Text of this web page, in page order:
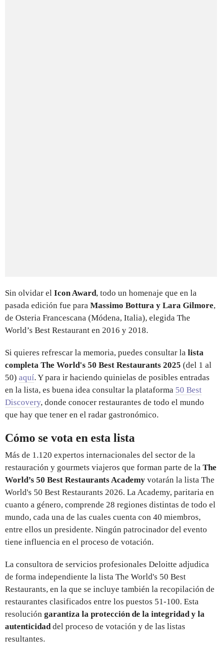
Sin olvidar el Icon Award, todo un homenaje que en la
pasada edición fue para Massimo Bottura y Lara Gilmore,
de Osteria Francescana (Módena, Italia), elegida The
World’s Best Restaurant en 2016 y 2018.
Si quieres refrescar la memoria, puedes consultar la lista
completa The World's 50 Best Restaurants 2025 (del 1 al
50) aquí. Y para ir haciendo quinielas de posibles entradas
en la lista, es buena idea consultar la plataforma 50 Best
Discovery, donde conocer restaurantes de todo el mundo
que hay que tener en el radar gastronómico.
Cómo se vota en esta lista
Más de 1.120 expertos internacionales del sector de la
restauración y gourmets viajeros que forman parte de la The
World’s 50 Best Restaurants Academy votarán la lista The
World's 50 Best Restaurants 2026. La Academy, paritaria en
cuanto a género, comprende 28 regiones distintas de todo el
mundo, cada una de las cuales cuenta con 40 miembros,
entre ellos un presidente. Ningún patrocinador del evento
tiene influencia en el proceso de votación.
La consultora de servicios profesionales Deloitte adjudica
de forma independiente la lista The World's 50 Best
Restaurants, en la que se incluye también la recopilación de
restaurantes clasificados entre los puestos 51-100. Esta
resolución garantiza la protección de la integridad y la
autenticidaddel proceso de votación y de las listas
resultantes.